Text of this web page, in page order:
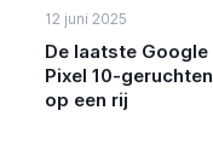
12 juni 2025
De laatste Google
Pixel 10-geruchten
op een rij